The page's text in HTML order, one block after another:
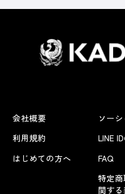
会社概要
利用規約
はじめての方へ
ソー
LINE
FAQ
特定
関す